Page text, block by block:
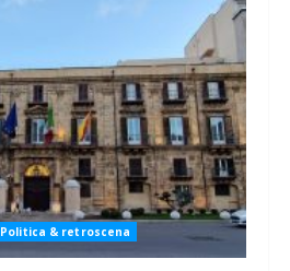
Politica & retroscena